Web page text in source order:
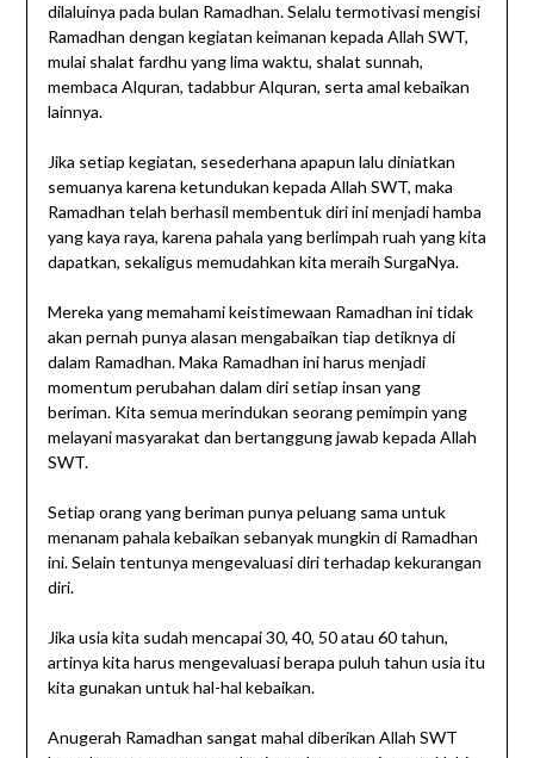
dilaluinya pada bulan Ramadhan. Selalu termotivasi mengisi
Ramadhan dengan kegiatan keimanan kepada Allah SWT,
mulai shalat fardhu yang lima waktu, shalat sunnah,
membaca Alquran, tadabbur Alquran, serta amal kebaikan
lainnya.
Jika setiap kegiatan, sesederhana apapun lalu diniatkan
semuanya karena ketundukan kepada Allah SWT, maka
Ramadhan telah berhasil membentuk diri ini menjadi hamba
yang kaya raya, karena pahala yang berlimpah ruah yang kita
dapatkan, sekaligus memudahkan kita meraih SurgaNya.
Mereka yang memahami keistimewaan Ramadhan ini tidak
akan pernah punya alasan mengabaikan tiap detiknya di
dalam Ramadhan. Maka Ramadhan ini harus menjadi
momentum perubahan dalam diri setiap insan yang
beriman. Kita semua merindukan seorang pemimpin yang
melayani masyarakat dan bertanggung jawab kepada Allah
SWT.
Setiap orang yang beriman punya peluang sama untuk
menanam pahala kebaikan sebanyak mungkin di Ramadhan
ini. Selain tentunya mengevaluasi diri terhadap kekurangan
diri.
Jika usia kita sudah mencapai 30, 40, 50 atau 60 tahun,
artinya kita harus mengevaluasi berapa puluh tahun usia itu
kita gunakan untuk hal-hal kebaikan.
Anugerah Ramadhan sangat mahal diberikan Allah SWT